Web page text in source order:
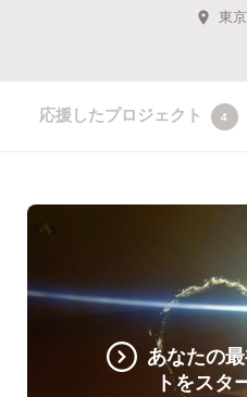
東
応援したプロジェクト 4
あなたの
トをスタ